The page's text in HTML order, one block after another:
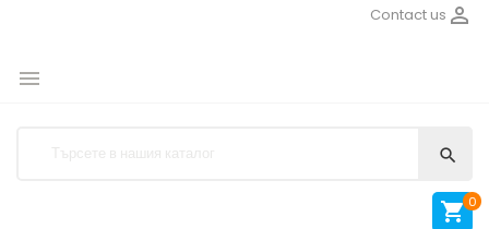

Contact us


 0